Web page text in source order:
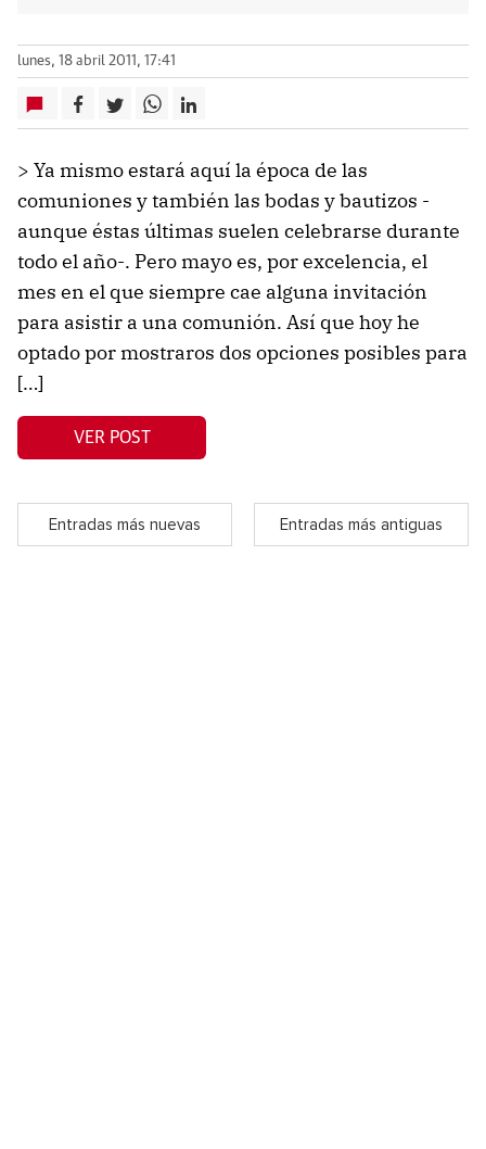
lunes, 18 abril 2011, 17:41
> Ya mismo estará aquí la época de las
comuniones y también las bodas y bautizos -
aunque éstas últimas suelen celebrarse durante
todo el año-. Pero mayo es, por excelencia, el
mes en el que siempre cae alguna invitación
para asistir a una comunión. Así que hoy he
optado por mostraros dos opciones posibles para
[…]
VER POST
Entradas más nuevas Entradas más antiguas